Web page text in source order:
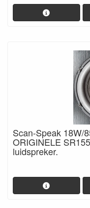
Scan-Speak 18W/
ORIGINELE
luidspreker.